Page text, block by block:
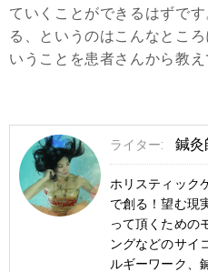
ていくことができるはずで
る、というのはこんなとこ
いうことを患者さんから教え
ライター: 鍼灸
ホリスティック
で創る！望む現
って頂くための
ングなどのサイ
ルギーワーク、